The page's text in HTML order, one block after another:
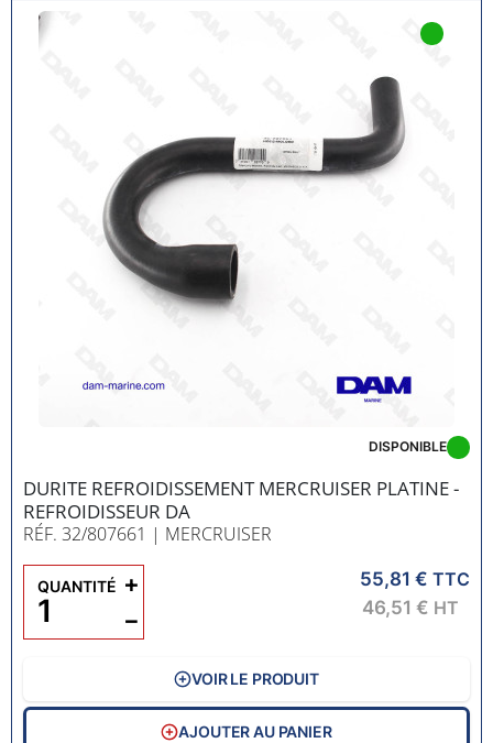
DURITE REFROIDISSEMENT MERCRUISER PLATINE -
REFROIDISSEUR DA
RÉF. 32/807661 | MERCRUISER
DISPONIBLE
55,81 € TTC
46,51 € HT
QUANTITÉ
−
+
VOIR LE PRODUIT
AJOUTER AU PANIER